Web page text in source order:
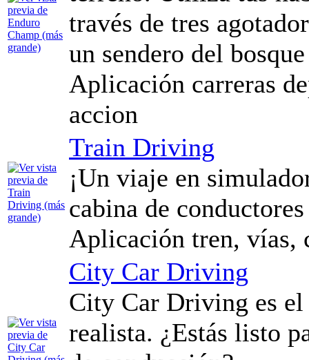
través de tres
un sendero del
Aplicación carreras
accion
Train Driving
¡Un viaje en
cabina de
Aplicación tren, vías,
City Car Driving
City Car Driving es
realista. ¿Estás listo